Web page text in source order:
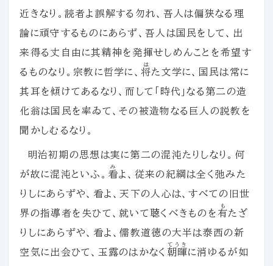
近きなり。読者よ誤解する勿れ、吾人は偏狭なる理
論に頑守するものにあらず、吾人は国民をして、出
来得る丈自由に其精神を発揮せしめんことを希望す
るものなり。宗教に哲学に、将
は
た文学に、国民は常に
其耳を傾けてあるなり、而して「時代」なる第二の造
化翁は国民を率ゐて、その被造物なる巨人の説教を
聞かしむるなり。
明治初期の思想は実に第二の混沌たりしなり。何
が故に混沌といふ。 看
み
よ、従来の紀綱は全く弛みた
りしにあらずや、看よ、天下の人心は、すべての旧世
界の指導者を失ひて、就いて聴くべきものを 有
も
たざ
りしにあらずや、看よ、儒教道徳の大半は泰西の新
空気に出会ひて、玉露のはかなく 朝暉
てうき
に消ゆるが如